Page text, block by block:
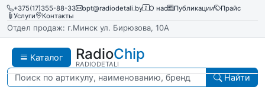
+375(17)355-88-33 opt@radiodetali.by О нас Публикации
Прайс
Услуги
Контакты
Отдел продаж: г.Минск ул. Бирюзова, 10А
Каталог RadioChip
RADIODETALI
Найти